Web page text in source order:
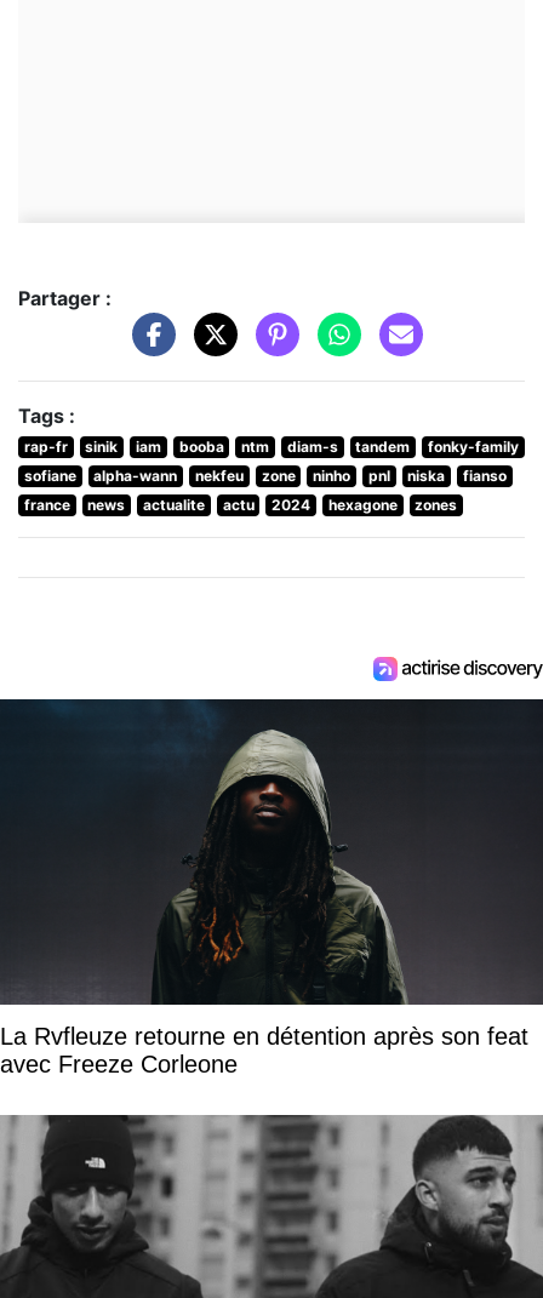
Partager :
Tags :
rap-fr sinik iam booba ntm diam-s tandem
fonky-family
sofiane
alpha-wann nekfeu zone ninho pnl niska
fianso
france
news actualite actu 2024 hexagone zones
La Rvfleuze retourne en détention après son feat
avec Freeze Corleone